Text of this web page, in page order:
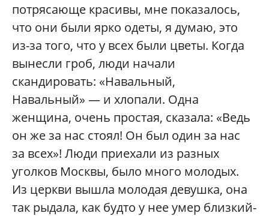
потрясающе красивы, мне показалось,
что они были ярко одеты, я думаю, это
из-за того, что у всех были цветы. Когда
вынесли гроб, люди начали
скандировать: «Навальный,
Навальный» — и хлопали. Одна
женщина, очень простая, сказала: «Ведь
он же за нас стоял! Он был один за нас
за всех»! Люди приехали из разных
уголков Москвы, было много молодых.
Из церкви вышла молодая девушка, она
так рыдала, как будто у нее умер близкий-